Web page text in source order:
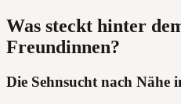
Was steckt hinter
Freundinnen?
Die Sehnsucht nach Nähe